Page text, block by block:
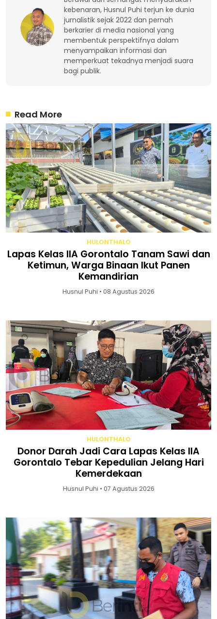
kebenaran, Husnul Puhi terjun ke dunia
jurnalistik sejak 2022 dan pernah
berkarier di media nasional yang
membentuk perspektifnya dalam
menyampaikan informasi dan
memperkuat tekadnya menjadi suara
bagi publik.
Read More
HULONTHALO
Lapas Kelas IIA Gorontalo Tanam Sawi dan
Ketimun, Warga Binaan Ikut Panen
Kemandirian
Husnul Puhi • 08 Agustus 2026
HULONTHALO
Donor Darah Jadi Cara Lapas Kelas IIA
Gorontalo Tebar Kepedulian Jelang Hari
Kemerdekaan
Husnul Puhi • 07 Agustus 2026